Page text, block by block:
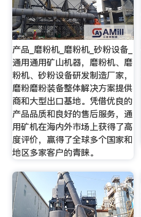
产品_磨粉机_磨粉机_砂粉设备_
通用通用矿山机器，磨粉机、磨
粉机、砂粉设备研发制造厂家，
磨粉磨粉装备整体解决方案提供
商和大型出口基地。凭借优良的
产品品质和良好的售后服务，通
用矿机在海内外市场上获得了高
度评价，赢得了全球多个国家和
地区多家客户的青睐。